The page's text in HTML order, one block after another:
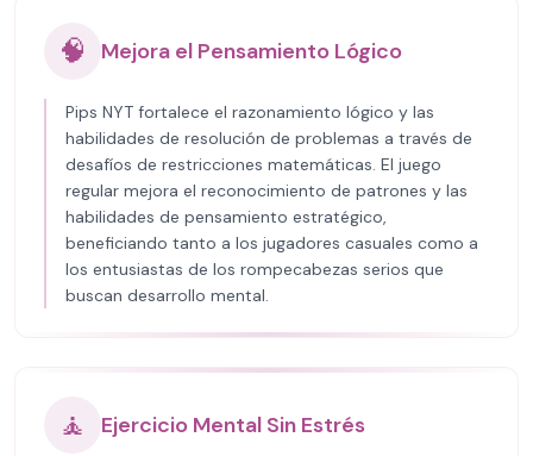
🧠 Mejora el Pensamiento Lógico
Pips NYT fortalece el razonamiento lógico y las
habilidades de resolución de problemas a través de
desafíos de restricciones matemáticas. El juego
regular mejora el reconocimiento de patrones y las
habilidades de pensamiento estratégico,
beneficiando tanto a los jugadores casuales como a
los entusiastas de los rompecabezas serios que
buscan desarrollo mental.
🧘 Ejercicio Mental Sin Estrés